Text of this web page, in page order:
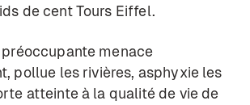
de cent Tours Eiffel.
menace
pollue les rivières, asphyxie les
atteinte à la qualité de vie de